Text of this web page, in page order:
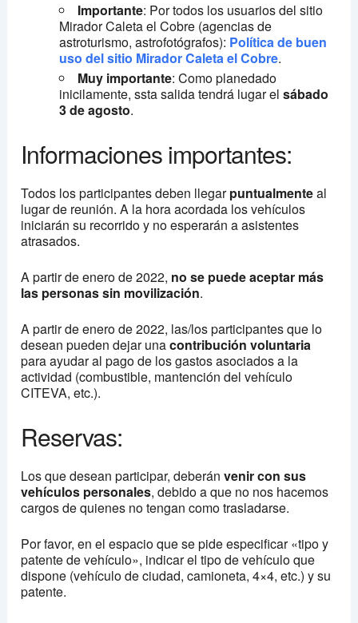
Importante: Por todos los usuarios del sitio
Mirador Caleta el Cobre (agencias de
astroturismo, astrofotógrafos): Política de buen
uso del sitio Mirador Caleta el Cobre.
Muy importante: Como planedado
inicilamente, ssta salida tendrá lugar elsábado
3 de agosto.
Informaciones importantes:
Todos los participantes deben llegarpuntualmenteal
lugar de reunión. A la hora acordada los vehículos
iniciarán su recorrido y no esperarán a asistentes
atrasados.
A partir de enero de 2022, no se puede aceptar más
las personas sin movilización.
A partir de enero de 2022, las/los participantes que lo
desean pueden dejar unacontribución voluntaria
para ayudar al pago de los gastos asociados a la
actividad (combustible, mantención del vehículo
CITEVA, etc.).
Reservas:
Los que desean participar, deberánvenir con sus
vehículos personales, debido a que no nos hacemos
cargos de quienes no tengan como trasladarse.
Por favor, en el espacio que se pide especificar «tipo y
patente de vehículo», indicar el tipo de vehículo que
dispone (vehículo de ciudad, camioneta, 4×4, etc.) y su
patente.